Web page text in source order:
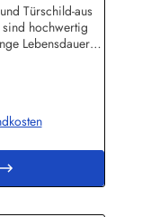
Türschild-aus
hochwertig
Lebensdauer
weil sonst
können
geht's zu den
Bini Inh. Eda